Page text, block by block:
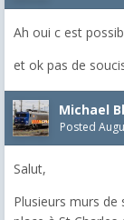
Ah oui c est
et ok pas de
Michael
Posted
Salut,
Plusieurs murs